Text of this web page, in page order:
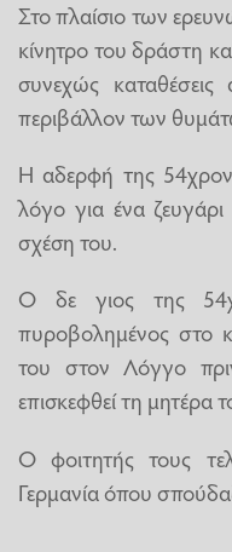
Στο πλαίσιο των
κίνητρο του δράστη
συνεχώς
περιβάλλον των
Η αδερφή της
λόγο για ένα
σχέση του.
Ο δε γιος της
πυροβολημένος στο
του στον Λόγγο
επισκεφθεί τη μητέρα
Ο φοιτητής τους
Γερμανία όπου